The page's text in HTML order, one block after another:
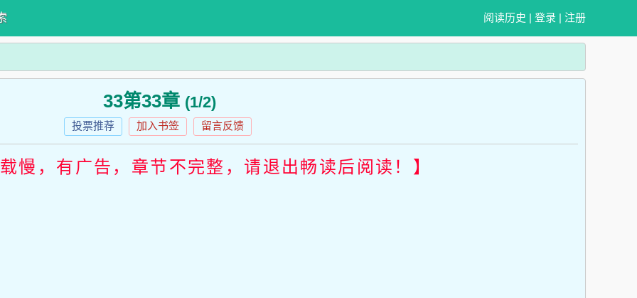
阅读历史 | 登录 | 注册
33第33章 (1/2)
投票推荐 加入书签 留言反馈
慢，有广告，章节不完整，请退出畅读后阅读！】